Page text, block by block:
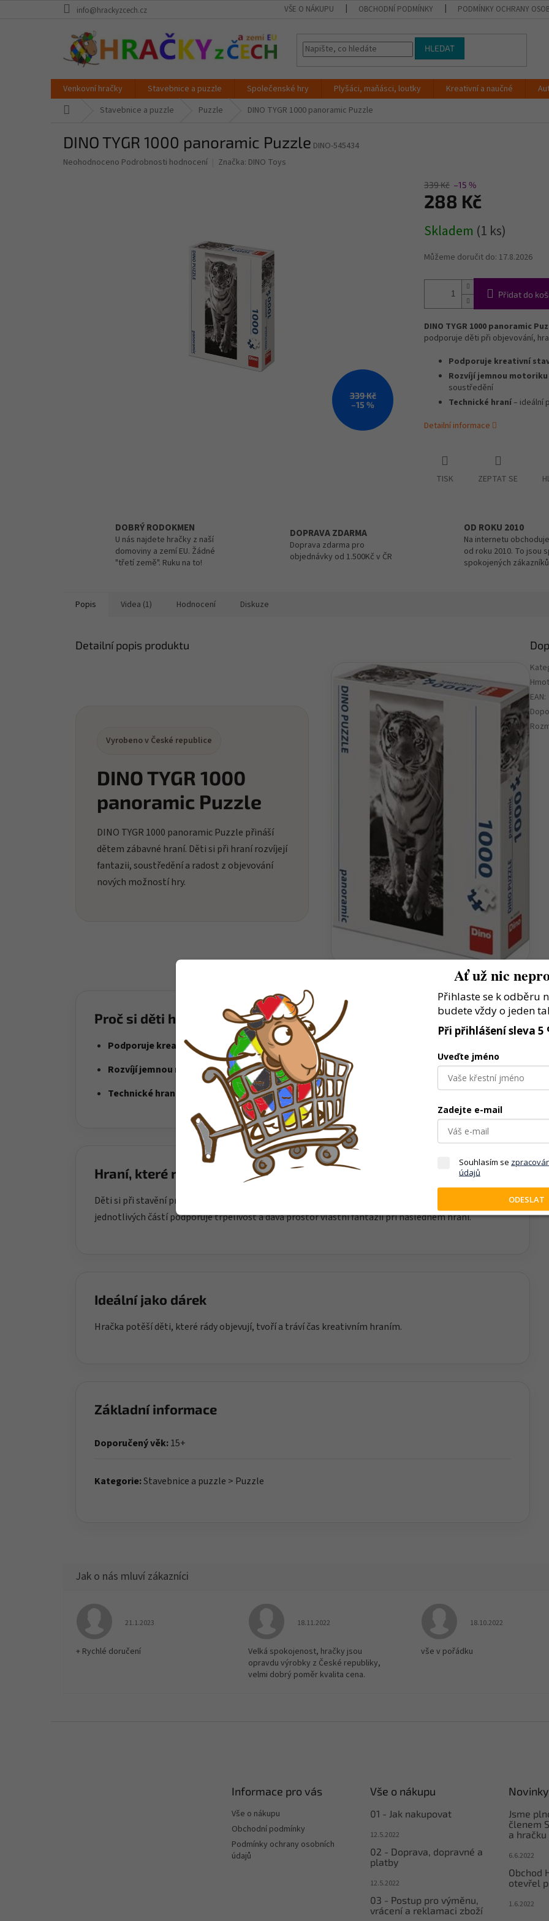
info@hrackyzcech.cz VŠE O NÁKUPU OBCHODNÍ PODMÍNKY PODMÍNKY OCHRANY
HLEDAT
Venkovní hračky Stavebnice a puzzle Společenské hry Plyšáci, maňásci, loutky Kreativní a naučné
Stavebnice a puzzle Puzzle DINO TYGR 1000 panoramic Puzzle
DINO TYGR 1000 panoramic Puzzle DINO-545434
Průměrné
Neohodnoceno Podrobnosti hodnocení Značka: DINO Toys
339 Kč
–15 %
339 Kč –15 %
288 Kč
cena:
Skladem (1 ks)
Můžeme doručit do: 17.8.2026
Přidat do
DINO TYGR 1000 panoramic
podporuje děti při objevování,
Podporuje kreativní
Rozvíjí jemnou motoriku
soustředění
Technické hraní– ideální
Detailní informace
TISK ZEPTAT SE
DOBRÝ RODOKMEN
U nás najdete hračky z naší
domoviny a zemí EU. Žádné
"třetí země". Ruku na to!
DOPRAVA ZDARMA
Doprava zdarma pro
objednávky od 1.500Kč v ČR
OD ROKU 2010
Na internetu
od roku 2010. To jsou
spokojených
Popis Videa (1) Hodnocení Diskuze
Detailní popis produktu
Vyrobeno v České republice
DINO TYGR 1000
panoramic Puzzle
DINO TYGR 1000 panoramic Puzzle přináší
dětem zábavné hraní. Děti si při hraní rozvíjejí
fantazii, soustředění a radost z objevování
nových možností hry.
Proč si děti hračku oblíbí?
Podporuje kreativní stavění– děti si sestaví vlastní model a hrají si podle fantazie
Rozvíjí jemnou motoriku– skládání dílků podporuje přesnost, trpělivost i soustředění
Technické hraní
– ideální pro děti, které baví stroje, auta a tvoření
Hraní, které rozvíjí
Děti si při stavění procvičují jemnou motoriku, soustředění a technické myšlení. Skládání
jednotlivých částí podporuje trpělivost a dává prostor vlastní fantazii při následném hraní.
Ideální jako dárek
Hračka potěší děti, které rády objevují, tvoří a tráví čas kreativním hraním.
Základní informace
Doporučený věk:15+
Kategorie:Stavebnice a puzzle > Puzzle
EAN:
Hodnocení obchodu je 5 z 5 hvězdiček.
21.1.2023
+ Rychlé doručení
Hodnocení obchodu je 5 z 5 hvězdiček.
18.11.2022
Velká spokojenost, hračky jsou
opravdu výrobky z České republiky,
velmi dobrý poměr kvalita cena.
Hodnocení obchodu
18.10.2022
vše v pořádku
Informace pro vás
Vše o nákupu
Obchodní podmínky
Podmínky ochrany osobních
údajů
Vše o nákupu
01 - Jak nakupovat
12.5.2022
02 - Doprava, dopravné a
platby
12.5.2022
03 - Postup pro výměnu,
vrácení a reklamaci zboží
Novinky
Jsme
členem
a hračku
6.6.2022
Obchod
otevřel
1.6.2022
Ať už nic
Přihlaste se k odběru
budete vždy o jeden
Při přihlášení sleva 5
Uveďte jméno
Zadejte e-mail
Souhlasím se
údajů
ODESLAT